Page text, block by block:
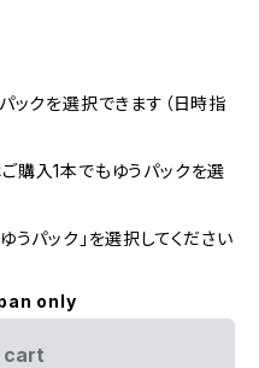
ックを選択できます（日時指
購入1本でもゆうパックを選
パック」を選択してください
only
cart